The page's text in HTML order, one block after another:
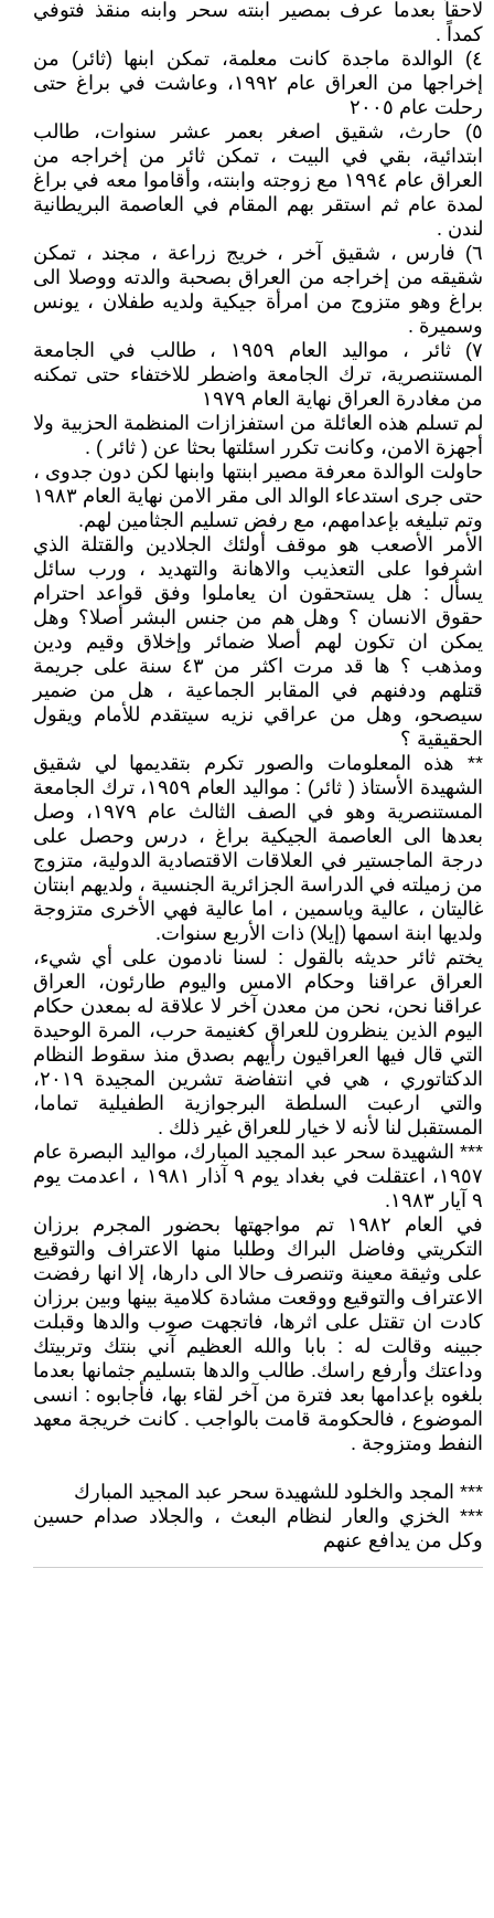
لاحقاً بعدما عرف بمصير ابنته سحر وابنه منقذ فتوفي
كمداً .
٤) الوالدة ماجدة كانت معلمة، تمكن ابنها (ثائر) من
إخراجها من العراق عام ١٩٩٢، وعاشت في براغ حتى
رحلت عام ٢٠٠٥
٥) حارث، شقيق اصغر بعمر عشر سنوات، طالب
ابتدائية، بقي في البيت ، تمكن ثائر من إخراجه من
العراق عام ١٩٩٤ مع زوجته وابنته، وأقاموا معه في براغ
لمدة عام ثم استقر بهم المقام في العاصمة البريطانية
لندن .
٦) فارس ، شقيق آخر ، خريج زراعة ، مجند ، تمكن
شقيقه من إخراجه من العراق بصحبة والدته ووصلا الى
براغ وهو متزوج من امرأة جيكية ولديه طفلان ، يونس
وسميرة .
٧) ثائر ، مواليد العام ١٩٥٩ ، طالب في الجامعة
المستنصرية، ترك الجامعة واضطر للاختفاء حتى تمكنه
من مغادرة العراق نهاية العام ١٩٧٩
لم تسلم هذه العائلة من استفزازات المنظمة الحزبية ولا
أجهزة الامن، وكانت تكرر اسئلتها بحثا عن ( ثائر ) .
حاولت الوالدة معرفة مصير ابنتها وابنها لكن دون جدوى ،
حتى جرى استدعاء الوالد الى مقر الامن نهاية العام ١٩٨٣
وتم تبليغه بإعدامهم، مع رفض تسليم الجثامين لهم.
الأمر الأصعب هو موقف أولئك الجلادين والقتلة الذي
اشرفوا على التعذيب والاهانة والتهديد ، ورب سائل
يسأل : هل يستحقون ان يعاملوا وفق قواعد احترام
حقوق الانسان ؟ وهل هم من جنس البشر أصلا؟ وهل
يمكن ان تكون لهم أصلا ضمائر وإخلاق وقيم ودين
ومذهب ؟ ها قد مرت اكثر من ٤٣ سنة على جريمة
قتلهم ودفنهم في المقابر الجماعية ، هل من ضمير
سيصحو، وهل من عراقي نزيه سيتقدم للأمام ويقول
الحقيقية ؟
** هذه المعلومات والصور تكرم بتقديمها لي شقيق
الشهيدة الأستاذ ( ثائر) : مواليد العام ١٩٥٩، ترك الجامعة
المستنصرية وهو في الصف الثالث عام ١٩٧٩، وصل
بعدها الى العاصمة الجيكية براغ ، درس وحصل على
درجة الماجستير في العلاقات الاقتصادية الدولية، متزوج
من زميلته في الدراسة الجزائرية الجنسية ، ولديهم ابنتان
غاليتان ، عالية وياسمين ، اما عالية فهي الأخرى متزوجة
ولديها ابنة اسمها (إيلا) ذات الأربع سنوات.
يختم ثائر حديثه بالقول : لسنا نادمون على أي شيء،
العراق عراقنا وحكام الامس واليوم طارئون، العراق
عراقنا نحن، نحن من معدن آخر لا علاقة له بمعدن حكام
اليوم الذين ينظرون للعراق كغنيمة حرب، المرة الوحيدة
التي قال فيها العراقيون رأيهم بصدق منذ سقوط النظام
الدكتاتوري ، هي في انتفاضة تشرين المجيدة ٢٠١٩،
والتي ارعبت السلطة البرجوازية الطفيلية تماما،
المستقبل لنا لأنه لا خيار للعراق غير ذلك .
*** الشهيدة سحر عبد المجيد المبارك، مواليد البصرة عام
١٩٥٧، اعتقلت في بغداد يوم ٩ آذار ١٩٨١ ، اعدمت يوم
٩ آيار ١٩٨٣.
في العام ١٩٨٢ تم مواجهتها بحضور المجرم برزان
التكريتي وفاضل البراك وطلبا منها الاعتراف والتوقيع
على وثيقة معينة وتنصرف حالا الى دارها، إلا انها رفضت
الاعتراف والتوقيع ووقعت مشادة كلامية بينها وبين برزان
كادت ان تقتل على اثرها، فاتجهت صوب والدها وقبلت
جبينه وقالت له : بابا والله العظيم آني بنتك وتربيتك
وداعتك وأرفع راسك. طالب والدها بتسليم جثمانها بعدما
بلغوه بإعدامها بعد فترة من آخر لقاء بها، فأجابوه : انسى
الموضوع ، فالحكومة قامت بالواجب . كانت خريجة معهد
النفط ومتزوجة .
*** المجد والخلود للشهيدة سحر عبد المجيد المبارك
*** الخزي والعار لنظام البعث ، والجلاد صدام حسين
وكل من يدافع عنهم